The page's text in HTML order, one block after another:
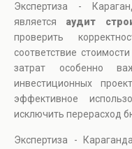
Экспертиза -
является аудит
проверить
соответствие
затрат особенно
инвестиционных
эффективное
исключить перерасход
Экспертиза -